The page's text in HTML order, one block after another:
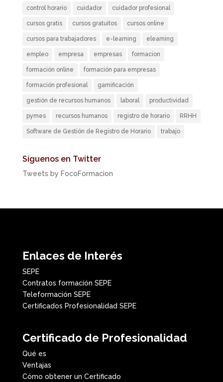
control horario cuidador cuidador profesional
cursos gratis cursos gratuitos cursos online
cursos para trabajadores e-learning elearning
empleo empresa empresas formacion
formación online formación para empresas
formación profesional gamificación
gestión de recursos humanos laboral productividad
pymes recursos humanos registro de horario RRHH
Software de Gestión de Registro de Horario trabajo
Síguenos en Twitter
Tweets by FocoFormacion
Enlaces de Interés
SEPE
Contratos formación SEPE
Teleformación SEPE
Certificados Profesionalidad SEPE
Certificado de Profesionalidad
Qué es
Ventajas
Cómo obtener un Certificado